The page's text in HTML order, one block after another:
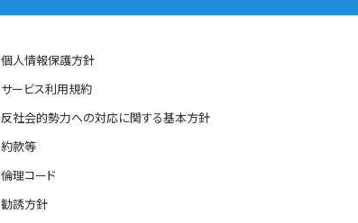
個人情報保護方針
サービス利用規約
反社会的勢力への対応に関する基本方針
約款等
倫理コード
勧誘方針